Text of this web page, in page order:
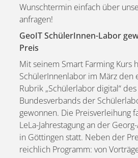
Wunschtermin einfach über
anfragen!
GeoIT SchülerInnen-Labor
Preis
Mit seinem Smart Farming Kurs
SchülerInnenlabor im März den
Rubrik „Schülerlabor digital“
Bundesverbands der
gewonnen. Die Preisverleihung
LeLa-Jahrestagung an der
in Göttingen statt. Neben der
reichlich Programm: von